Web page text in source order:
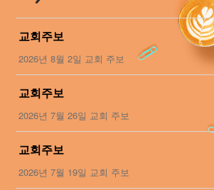
교회주보
2026년 8월 2일 교회 주보
교회주보
2026년 7월 26일 교회 주보
교회주보
2026년 7월 19일 교회 주보